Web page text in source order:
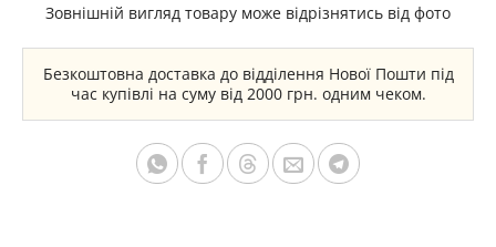
Зовнішній вигляд товару може відрізнятись від фото
Безкоштовна доставка до відділення Нової Пошти під
час купівлі на суму від 2000 грн. одним чеком.